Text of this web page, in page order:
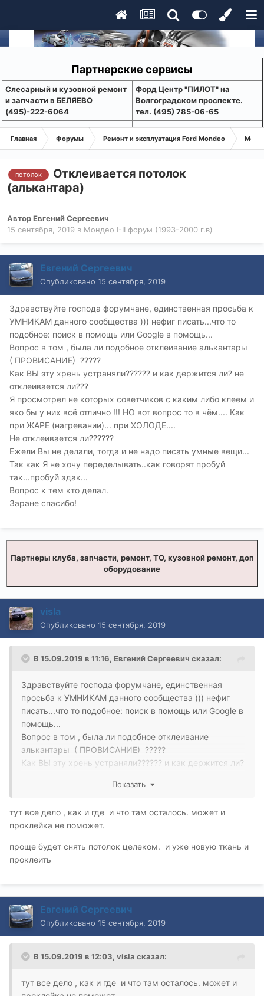
Партнерские сервисы
Слесарный и кузовной ремонт
и запчасти в БЕЛЯЕВО
(495)-222-6064
Форд Центр "ПИЛОТ" на
Волгоградском проспекте.
тел. (495) 785-06-65
Главная Форумы Ремонт и эксплуатация Ford Mondeo
потолок
Отклеивается потолок
(алькантара)
АвторЕвгений Сергеевич
15 сентября, 2019 в Мондео I-II форум (1993-2000 г.в)
Евгений Сергеевич
Опубликовано 15 сентября, 2019
Здравствуйте господа форумчане, единственная просьба к
УМНИКАМ данного сообщества ))) нефиг писать...что то
подобное: поиск в помощь или Google в помощь...
Вопрос в том , была ли подобное отклеивание алькантары
( ПРОВИСАНИЕ) ?????
Как ВЫ эту хрень устраняли?????? и как держится ли? не
отклеивается ли???
Я просмотрел не которых советчиков с каким либо клеем и
яко бы у них всё отлично !!! НО вот вопрос то в чём.... Как
при ЖАРЕ (нагревании)... при ХОЛОДЕ....
Не отклеивается ли??????
Ежели Вы не делали, тогда и не надо писать умные вещи...
Так как Я не хочу переделывать..как говорят пробуй
так...пробуй эдак...
Вопрос к тем кто делал.
Заране спасибо!
Партнеры клуба, запчасти, ремонт, ТО, кузовной ремонт, доп
оборудование
visla
Опубликовано 15 сентября, 2019
В 15.09.2019 в 11:16, Евгений Сергеевич сказал:
Здравствуйте господа форумчане, единственная
просьба к УМНИКАМ данного сообщества ))) нефиг
писать...что то подобное: поиск в помощь или Google в
помощь...
Вопрос в том , была ли подобное отклеивание
алькантары ( ПРОВИСАНИЕ) ?????
Как ВЫ эту хрень устраняли?????? и как держится ли?
Я просмотрел не которых советчиков с каким либо
в чём.... Как при ЖАРЕ (нагревании)... при ХОЛОДЕ....
Не отклеивается ли??????
вещи... Так как Я не хочу переделывать..как говорят
Показать
тут все дело , как и где и что там осталось. может и
проклейка не поможет.
проще будет снять потолок целеком. и уже новую ткань и
проклеить
Евгений Сергеевич
Опубликовано 15 сентября, 2019
В 15.09.2019 в 12:03, visla сказал:
тут все дело , как и где и что там осталось. может и